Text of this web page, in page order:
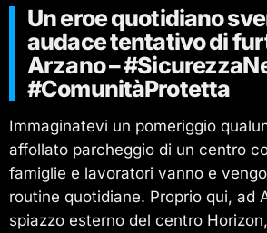
Un eroe quotidiano
audace tentativo di
Arzano –
#ComunitàProtetta
Immaginatevi un pomeriggio
affollato parcheggio di un centro
famiglie e lavoratori vanno e
routine quotidiane. Proprio qui, ad
spiazzo esterno del centro